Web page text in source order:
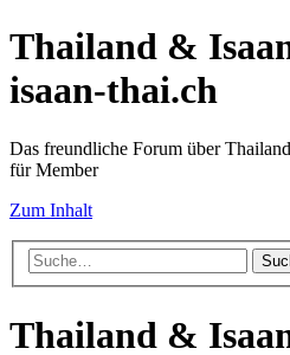
Thailand &
isaan-thai.ch
Das freundliche Forum über
für Member
Zum Inhalt
Thailand &